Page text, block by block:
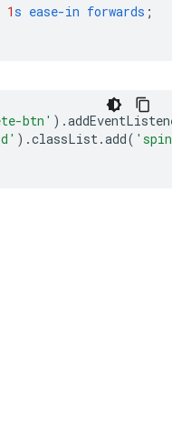
1s ease-in forwards ;
btn' ).
).classList .add(